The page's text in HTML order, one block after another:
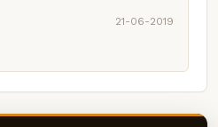
21-06-2019